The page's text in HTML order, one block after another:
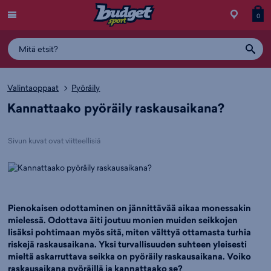
Siirry
0
Valintaoppaat Pyöräily
Kannattaako pyöräily raskausaikana?
Sivun kuvat ovat viitteellisiä
Pienokaisen odottaminen on jännittävää aikaa monessakin
mielessä. Odottava äiti joutuu monien muiden seikkojen
lisäksi pohtimaan myös sitä, miten välttyä ottamasta turhia
riskejä raskausaikana. Yksi turvallisuuden suhteen yleisesti
mieltä askarruttava seikka on pyöräily raskausaikana. Voiko